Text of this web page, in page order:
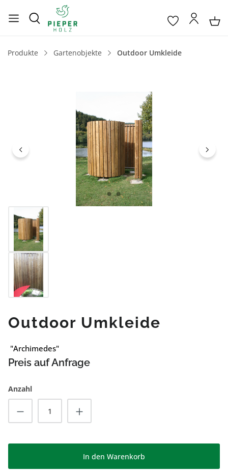
Produkte Gartenobjekte Outdoor Umkleide
Outdoor Umkleide
"Archimedes"
Preis auf Anfrage
Anzahl
Produkt Anzahl: Gib den gewünschten
In den Warenkorb